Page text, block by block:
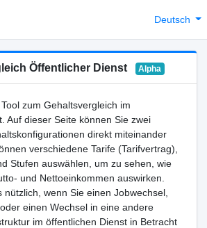
Deutsch
Öffentlicher Dienst Alpha
zum Gehaltsvergleich im
Auf dieser Seite können Sie zwei
direkt miteinander
verschiedene Tarife (Tarifvertrag),
Stufen auswählen, um zu sehen, wie
und Nettoeinkommen auswirken.
nützlich, wenn Sie einen Jobwechsel,
einen Wechsel in eine andere
im öffentlichen Dienst in Betracht